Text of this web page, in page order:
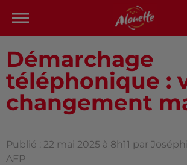
Démarchage
téléphonique :
changement
Publié : 22 mai 2025 à 8h11 par
AFP